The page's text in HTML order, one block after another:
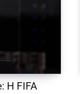
Η FIFA